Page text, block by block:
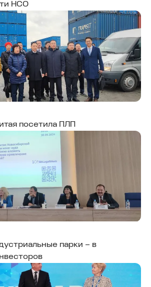
НСО
посетила ПЛП
парки – в